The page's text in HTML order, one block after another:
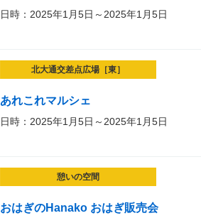
日時：2025年1月5日～2025年1月5日
北大通交差点広場［東］
あれこれマルシェ
日時：2025年1月5日～2025年1月5日
憩いの空間
おはぎのHanako おはぎ販売会